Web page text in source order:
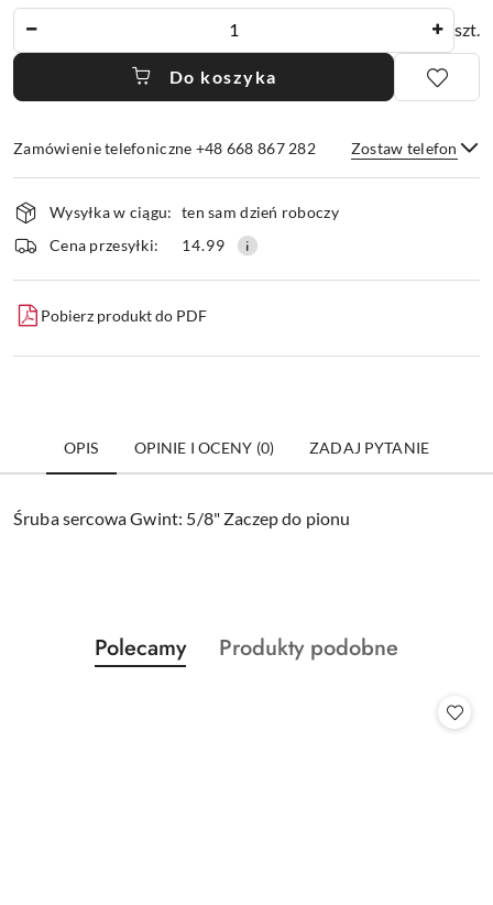
szt.
Do koszyka
Zamówienie telefoniczne +48 668 867 282 Zostaw telefon
Wyślij
Dostępność
i
dostawa
Wysyłka w ciągu: ten sam dzień roboczy
Cena przesyłki:
14.99
Pobierz produkt do PDF
OPIS OPINIE I OCENY (0) ZADAJ PYTANIE
Śruba sercowa Gwint: 5/8" Zaczep do pionu
Pomiń karuzelę produktów
Produkty
o
Polecamy
Produkty
Produkty podobne